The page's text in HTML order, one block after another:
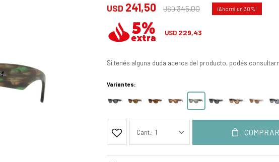
USD 241,50 USD345,00 30
USD 229,43
Si tenés alguna duda acerca del producto, podés
Variantes:
1 COMPRAR